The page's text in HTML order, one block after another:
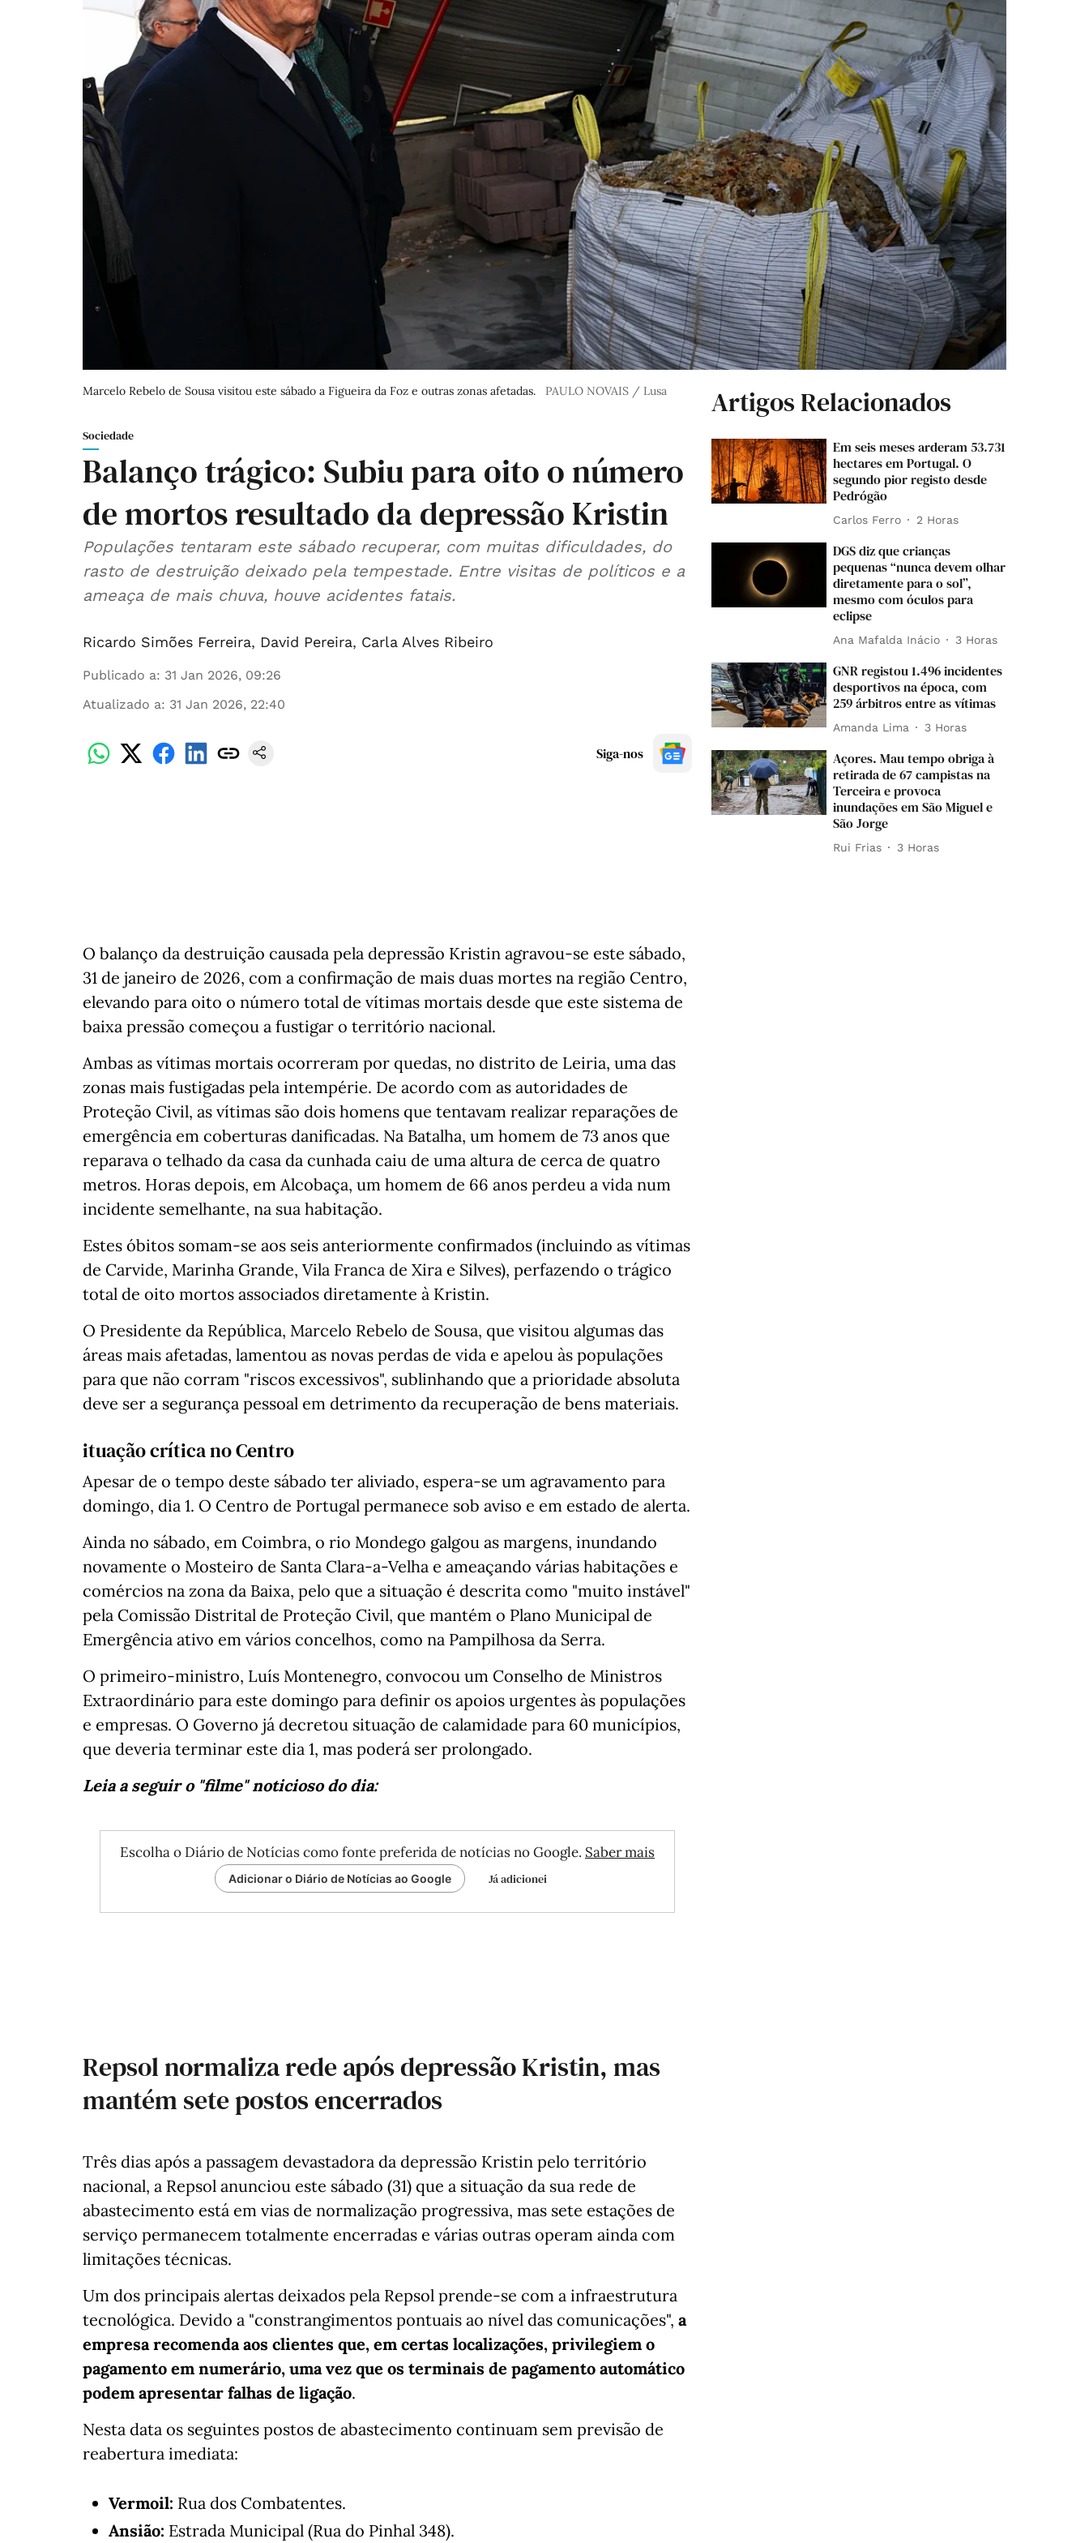
Marcelo Rebelo de Sousa visitou este sábado a Figueira da Foz e outras zonas afetadas. PAULO NOVAIS / Lusa
Sociedade
Balanço trágico: Subiu para oito o número
de mortos resultado da depressão Kristin
Populações tentaram este sábado recuperar, com muitas dificuldades, do
rasto de destruição deixado pela tempestade. Entre visitas de políticos e a
ameaça de mais chuva, houve acidentes fatais.
Ricardo Simões Ferreira, David Pereira, Carla Alves Ribeiro
Publicado a: 31 Jan 2026, 09:26
Atualizado a: 31 Jan 2026, 22:40
Siga-nos
O balanço da destruição causada pela depressão Kristin agravou-se este sábado,
31 de janeiro de 2026, com a confirmação de mais duas mortes na região Centro,
elevando para oito o número total de vítimas mortais desde que este sistema de
baixa pressão começou a fustigar o território nacional.
Ambas as vítimas mortais ocorreram por quedas, no distrito de Leiria, uma das
zonas mais fustigadas pela intempérie. De acordo com as autoridades de
Proteção Civil, as vítimas são dois homens que tentavam realizar reparações de
emergência em coberturas danificadas. Na Batalha, um homem de 73 anos que
reparava o telhado da casa da cunhada caiu de uma altura de cerca de quatro
metros. Horas depois, em Alcobaça, um homem de 66 anos perdeu a vida num
incidente semelhante, na sua habitação.
Estes óbitos somam-se aos seis anteriormente confirmados (incluindo as vítimas
de Carvide, Marinha Grande, Vila Franca de Xira e Silves), perfazendo o trágico
total de oito mortos associados diretamente à Kristin.
O Presidente da República, Marcelo Rebelo de Sousa, que visitou algumas das
áreas mais afetadas, lamentou as novas perdas de vida e apelou às populações
para que não corram "riscos excessivos", sublinhando que a prioridade absoluta
deve ser a segurança pessoal em detrimento da recuperação de bens materiais.
ituação crítica no Centro
Apesar de o tempo deste sábado ter aliviado, espera-se um agravamento para
domingo, dia 1. O Centro de Portugal permanece sob aviso e em estado de alerta.
Ainda no sábado, em Coimbra, o rio Mondego galgou as margens, inundando
novamente o Mosteiro de Santa Clara-a-Velha e ameaçando várias habitações e
comércios na zona da Baixa, pelo que a situação é descrita como "muito instável"
pela Comissão Distrital de Proteção Civil, que mantém o Plano Municipal de
Emergência ativo em vários concelhos, como na Pampilhosa da Serra.
O primeiro-ministro, Luís Montenegro, convocou um Conselho de Ministros
Extraordinário para este domingo para definir os apoios urgentes às populações
e empresas. O Governo já decretou situação de calamidade para 60 municípios,
que deveria terminar este dia 1, mas poderá ser prolongado.
Leia a seguir o "filme" noticioso do dia:
Escolha o Diário de Notícias como fonte preferida de notícias no Google. Saber mais
Adicionar o Diário de Notícias ao Google Já adicionei
Repsol normaliza rede após depressão Kristin, mas
mantém sete postos encerrados
Três dias após a passagem devastadora da depressão Kristin pelo território
nacional, a Repsol anunciou este sábado (31) que a situação da sua rede de
abastecimento está em vias de normalização progressiva, mas sete estações de
serviço permanecem totalmente encerradas e várias outras operam ainda com
limitações técnicas.
Um dos principais alertas deixados pela Repsol prende-se com a infraestrutura
tecnológica. Devido a "constrangimentos pontuais ao nível das comunicações", a
empresa recomenda aos clientes que, em certas localizações, privilegiem o
pagamento em numerário, uma vez que os terminais de pagamento automático
podem apresentar falhas de ligação.
Nesta data os seguintes postos de abastecimento continuam sem previsão de
reabertura imediata:
Vermoil: Rua dos Combatentes.
Ansião: Estrada Municipal (Rua do Pinhal 348).
Artigos Relacionados
Em seis meses arderam 53.731
hectares em Portugal. O
segundo pior registo desde
Pedrógão
Carlos Ferro 2 Horas
DGS diz que crianças
pequenas “nunca devem olhar
diretamente para o sol”,
mesmo com óculos para
eclipse
Ana Mafalda Inácio 3 Horas
GNR registou 1.496 incidentes
desportivos na época, com
259 árbitros entre as vítimas
Amanda Lima 3 Horas
Açores. Mau tempo obriga à
retirada de 67 campistas na
Terceira e provoca
inundações em São Miguel e
São Jorge
Rui Frias 3 Horas